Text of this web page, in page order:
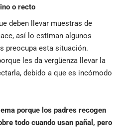
o recto
deben llevar muestras de
así lo estiman algunos
preocupa esta situación.
les da vergüenza llevar la
debido a que es incómodo
porque los padres recogen
todo cuando usan pañal, pero